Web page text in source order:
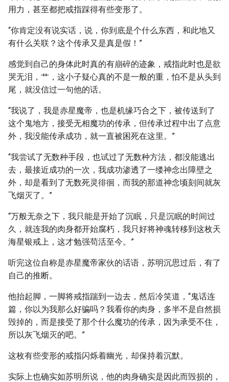
用力，甚至都把戒指踩得有些变形了。
“你肯定没有说实话，说，你到底是个什么东西，和此地又
有什么关联？这个传承又是真是假！”
感觉到自己的身体此时真的有崩碎的迹象，戒指此时也是欲
哭无泪，艹，这小子疑心真的不是一般的重，怕不是从头到
尾，就没信过一句他的话。
“我说了，我是赤星魔帝，也是机缘巧合之下，被传送到了
这个鬼地方，接受无相魔功的传承，但传承过程中出了点意
外，我没能传承成功，就一直被困死在这里。”
“我尝试了无数种手段，也试过了无数种方法，都没能逃出
去，最接近成功的一次，我成功渗透了一缕神念出障壁之
外，却是看到了无数死灵徘徊，而我的那道神念顷刻间就灰
飞烟灭了。”
“万般无奈之下，我只能是开始了沉眠，只是沉眠的时间过
久，就连我的肉身都开始腐朽，我只好将神魂转移到这枚天
海星银戒上，这才勉强苟活至今。”
听完这位自称是赤星魔帝家伙的话语，苏明沉思过后，有了
自己的推断。
他抬起脚，一脚将戒指踹到一边去，然后冷笑道，“鬼话连
篇，你以为我那么好骗吗？我看你的肉身，多半不是自然损
毁掉的，而是接受了那个什么魔功的传承，因为承受不住，
所以灰飞烟灭的吧。”
这枚有些变形的戒指闪烁着幽光，却保持着沉默。
实际上也确实如苏明所说，他的肉身确实是因此而毁损的，